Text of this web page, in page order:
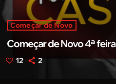
Começar de Novo
Começar de Novo 4ª feira
12 2